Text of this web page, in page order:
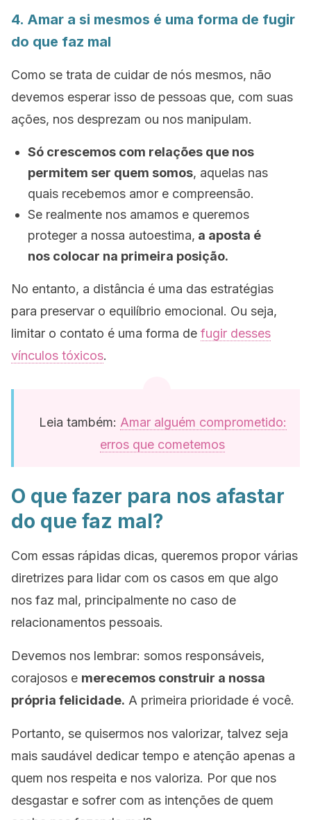
4. Amar a si mesmos é uma forma de fugir
do que faz mal
Como se trata de cuidar de nós mesmos, não
devemos esperar isso de pessoas que, com suas
ações, nos desprezam ou nos manipulam.
Só crescemos com relações que nos
permitem ser quem somos, aquelas nas
quais recebemos amor e compreensão.
Se realmente nos amamos e queremos
proteger a nossa autoestima, a aposta é
nos colocar na primeira posição.
No entanto, a distância é uma das estratégias
para preservar o equilíbrio emocional. Ou seja,
limitar o contato é uma forma de fugir desses
vínculos tóxicos.
Leia também: Amar alguém comprometido:
erros que cometemos
O que fazer para nos afastar
do que faz mal?
Com essas rápidas dicas, queremos propor várias
diretrizes para lidar com os casos em que algo
nos faz mal, principalmente no caso de
relacionamentos pessoais.
Devemos nos lembrar: somos responsáveis,
corajosos e merecemos construir a nossa
própria felicidade. A primeira prioridade é você.
Portanto, se quisermos nos valorizar, talvez seja
mais saudável dedicar tempo e atenção apenas a
quem nos respeita e nos valoriza. Por que nos
desgastar e sofrer com as intenções de quem